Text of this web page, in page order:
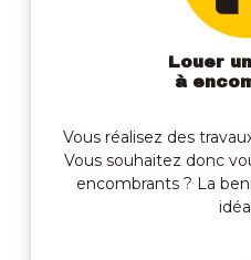
Louer
à
Vous réalisez des
Vous souhaitez donc
encombrants ? La